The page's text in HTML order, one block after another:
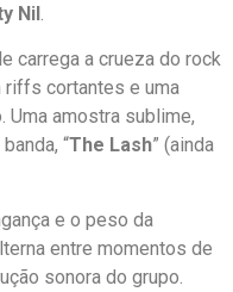
Nil.
carrega a crueza do rock
riffs cortantes e uma
Uma amostra sublime,
“The Lash” (ainda
e o peso da
entre momentos de
sonora do grupo.